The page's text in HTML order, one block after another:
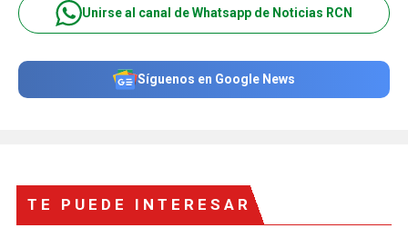
Unirse al canal de Whatsapp de Noticias RCN
Síguenos en Google News
TE PUEDE INTERESAR